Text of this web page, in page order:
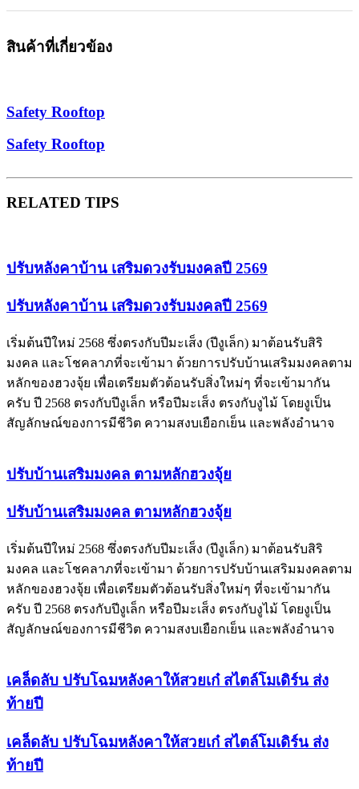
สินค้าที่เกี่ยวข้อง
Safety Rooftop
Safety Rooftop
RELATED TIPS
ปรับหลังคาบ้าน เสริมดวงรับมงคลปี 2569
ปรับหลังคาบ้าน เสริมดวงรับมงคลปี 2569
เริ่มต้นปีใหม่ 2568 ซึ่งตรงกับปีมะเส็ง (ปีงูเล็ก) มาต้อนรับสิริ
มงคล และโชคลาภที่จะเข้ามา ด้วยการปรับบ้านเสริมมงคลตาม
หลักของฮวงจุ้ย เพื่อเตรียมตัวต้อนรับสิ่งใหม่ๆ ที่จะเข้ามากัน
ครับ ปี 2568 ตรงกับปีงูเล็ก หรือปีมะเส็ง ตรงกับงูไม้ โดยงูเป็น
สัญลักษณ์ของการมีชีวิต ความสงบเยือกเย็น และพลังอำนาจ
ปรับบ้านเสริมมงคล ตามหลักฮวงจุ้ย
ปรับบ้านเสริมมงคล ตามหลักฮวงจุ้ย
เริ่มต้นปีใหม่ 2568 ซึ่งตรงกับปีมะเส็ง (ปีงูเล็ก) มาต้อนรับสิริ
มงคล และโชคลาภที่จะเข้ามา ด้วยการปรับบ้านเสริมมงคลตาม
หลักของฮวงจุ้ย เพื่อเตรียมตัวต้อนรับสิ่งใหม่ๆ ที่จะเข้ามากัน
ครับ ปี 2568 ตรงกับปีงูเล็ก หรือปีมะเส็ง ตรงกับงูไม้ โดยงูเป็น
สัญลักษณ์ของการมีชีวิต ความสงบเยือกเย็น และพลังอำนาจ
เคล็ดลับ ปรับโฉมหลังคาให้สวยเก๋ สไตล์โมเดิร์น ส่ง
ท้ายปี
เคล็ดลับ ปรับโฉมหลังคาให้สวยเก๋ สไตล์โมเดิร์น ส่ง
ท้ายปี